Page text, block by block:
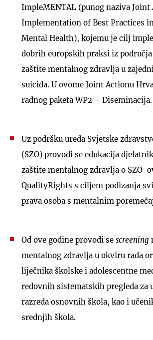
ImpleMENTAL (punog naziva Joint
Implementation of Best Practices
Mental Health), kojemu je cilj
dobrih europskih praksi iz
zaštite mentalnog zdravlja u
suicida. U ovome Joint Actionu
radnog paketa WP2 – Diseminacija.
Uz podršku ureda Svjetske
(SZO) provodi se edukacija
zaštite mentalnog zdravlja o SZO-
QualityRights s ciljem podizanja
prava osoba s mentalnim
Od ove godine provodi se screening
mentalnog zdravlja u okviru rada
liječnika školske i adolescentne
redovnih sistematskih pregleda za
razreda osnovnih škola, kao i
srednjih škola.